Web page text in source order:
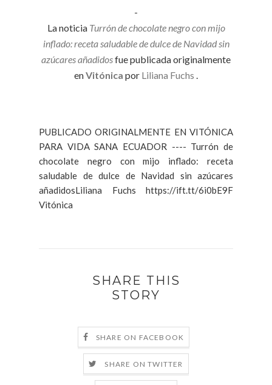
-
La noticia Turrón de chocolate negro con mijo
inflado: receta saludable de dulce de Navidad sin
azúcares añadidosfue publicada originalmente
enVitónica por Liliana Fuchs
PUBLICADO ORIGINALMENTE EN VITÓNICA
PARA VIDA SANA ECUADOR ---- Turrón de
chocolate negro con mijo inflado: receta
saludable de dulce de Navidad sin azúcares
añadidosLiliana Fuchs https://ift.tt/6i0bE9F
Vitónica
SHARE THIS
STORY
SHARE ON FACEBOOK
SHARE ON TWITTER